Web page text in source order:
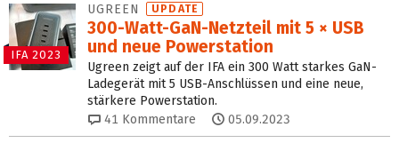
IFA 2023
UGREEN UPDATE
300-Watt-GaN-Netzteil mit 5 × USB
und neue Powerstation
Ugreen zeigt auf der IFA ein 300 Watt starkes GaN-
Ladegerät mit 5 USB-Anschlüssen und eine neue,
stärkere Powerstation.
41 Kommentare 05.09.2023